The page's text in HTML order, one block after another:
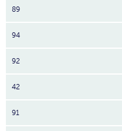
89
94
92
42
91